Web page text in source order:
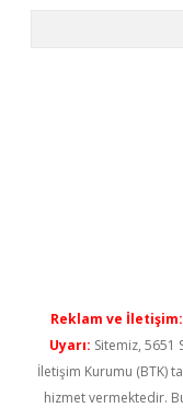
Reklam ve İletişim:
Uyarı: Sitemiz, 5651
İletişim Kurumu (BTK)
hizmet vermektedir.